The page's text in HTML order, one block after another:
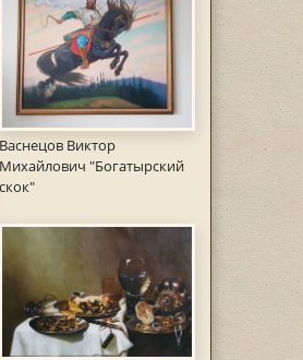
Васнецов Виктор
Михайлович "Богатырский
скок"